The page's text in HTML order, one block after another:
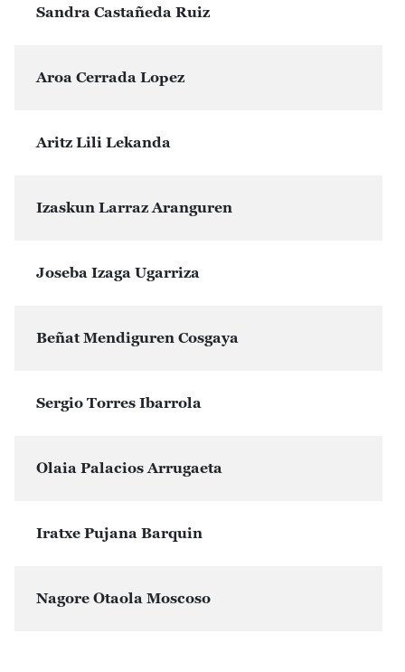
Sandra Castañeda Ruiz
Aroa Cerrada Lopez
Aritz Lili Lekanda
Izaskun Larraz Aranguren
Joseba Izaga Ugarriza
Beñat Mendiguren Cosgaya
Sergio Torres Ibarrola
Olaia Palacios Arrugaeta
Iratxe Pujana Barquin
Nagore Otaola Moscoso